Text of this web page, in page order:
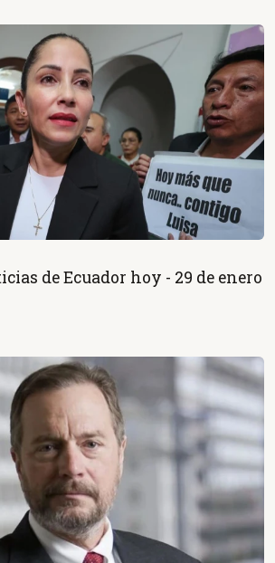
de Ecuador hoy - 29 de enero